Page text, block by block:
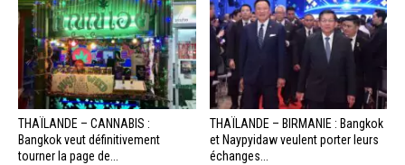
THAÏLANDE – CANNABIS :
Bangkok veut définitivement
tourner la page de...
THAÏLANDE – BIRMANIE : Bangkok
et Naypyidaw veulent porter leurs
échanges...